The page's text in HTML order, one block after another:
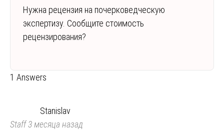
Нужна рецензия на почерковедческую
экспертизу. Сообщите стоимость
рецензирования?
1 Answers
Stanislav
Staff3 месяца назад